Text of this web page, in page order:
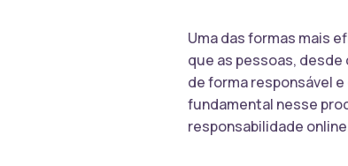
Uma das formas mais
que as pessoas,
de forma responsável
fundamental nesse
responsabilidade